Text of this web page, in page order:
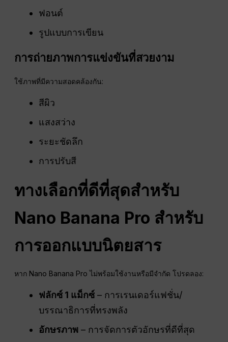
ฟอนต์
รูปแบบการเขียน
การถ่ายภาพการแข่งขันที่สวยงาม
ใช้ภาพที่มีความสอดคล้องกัน:
สีผิว
แสงสว่าง
ระยะชัดลึก
การปรับสี
ทางเลือกที่ดีที่สุดสำหรับ
Nano Banana Pro สำหรับ
การออกแบบนิตยสาร
หาก Nano Banana Pro ไม่พร้อมใช้งานหรือมีจำกัด โปรดลอง:
ฟลักซ์ 1 แม็กซ์ – การเรนเดอร์แฟชั่น/
บรรณาธิการที่ทรงพลัง
อักษรภาพ – การจัดการตัวอักษรที่ดีที่สุด